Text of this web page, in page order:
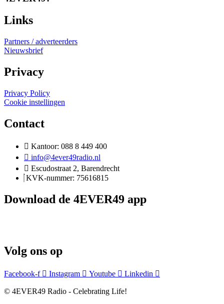
Links
Partners / adverteerders
Nieuwsbrief
Privacy
Privacy Policy
Cookie instellingen
Contact
Kantoor: 088 8 449 400
info@4ever49radio.nl
Escudostraat 2, Barendrecht
KVK-nummer: 75616815
Download de 4EVER49 app
Volg ons op
Facebook-f Instagram Youtube Linkedin
© 4EVER49 Radio - Celebrating Life!